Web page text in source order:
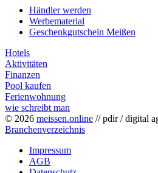
Händler werden
Werbematerial
Geschenkgutschein Meißen
Hotels
Aktivitäten
Finanzen
Pool kaufen
Ferienwohnung
wie schreibt man
© 2026 meissen.online // pdir / digital
Branchenverzeichnis
Impressum
AGB